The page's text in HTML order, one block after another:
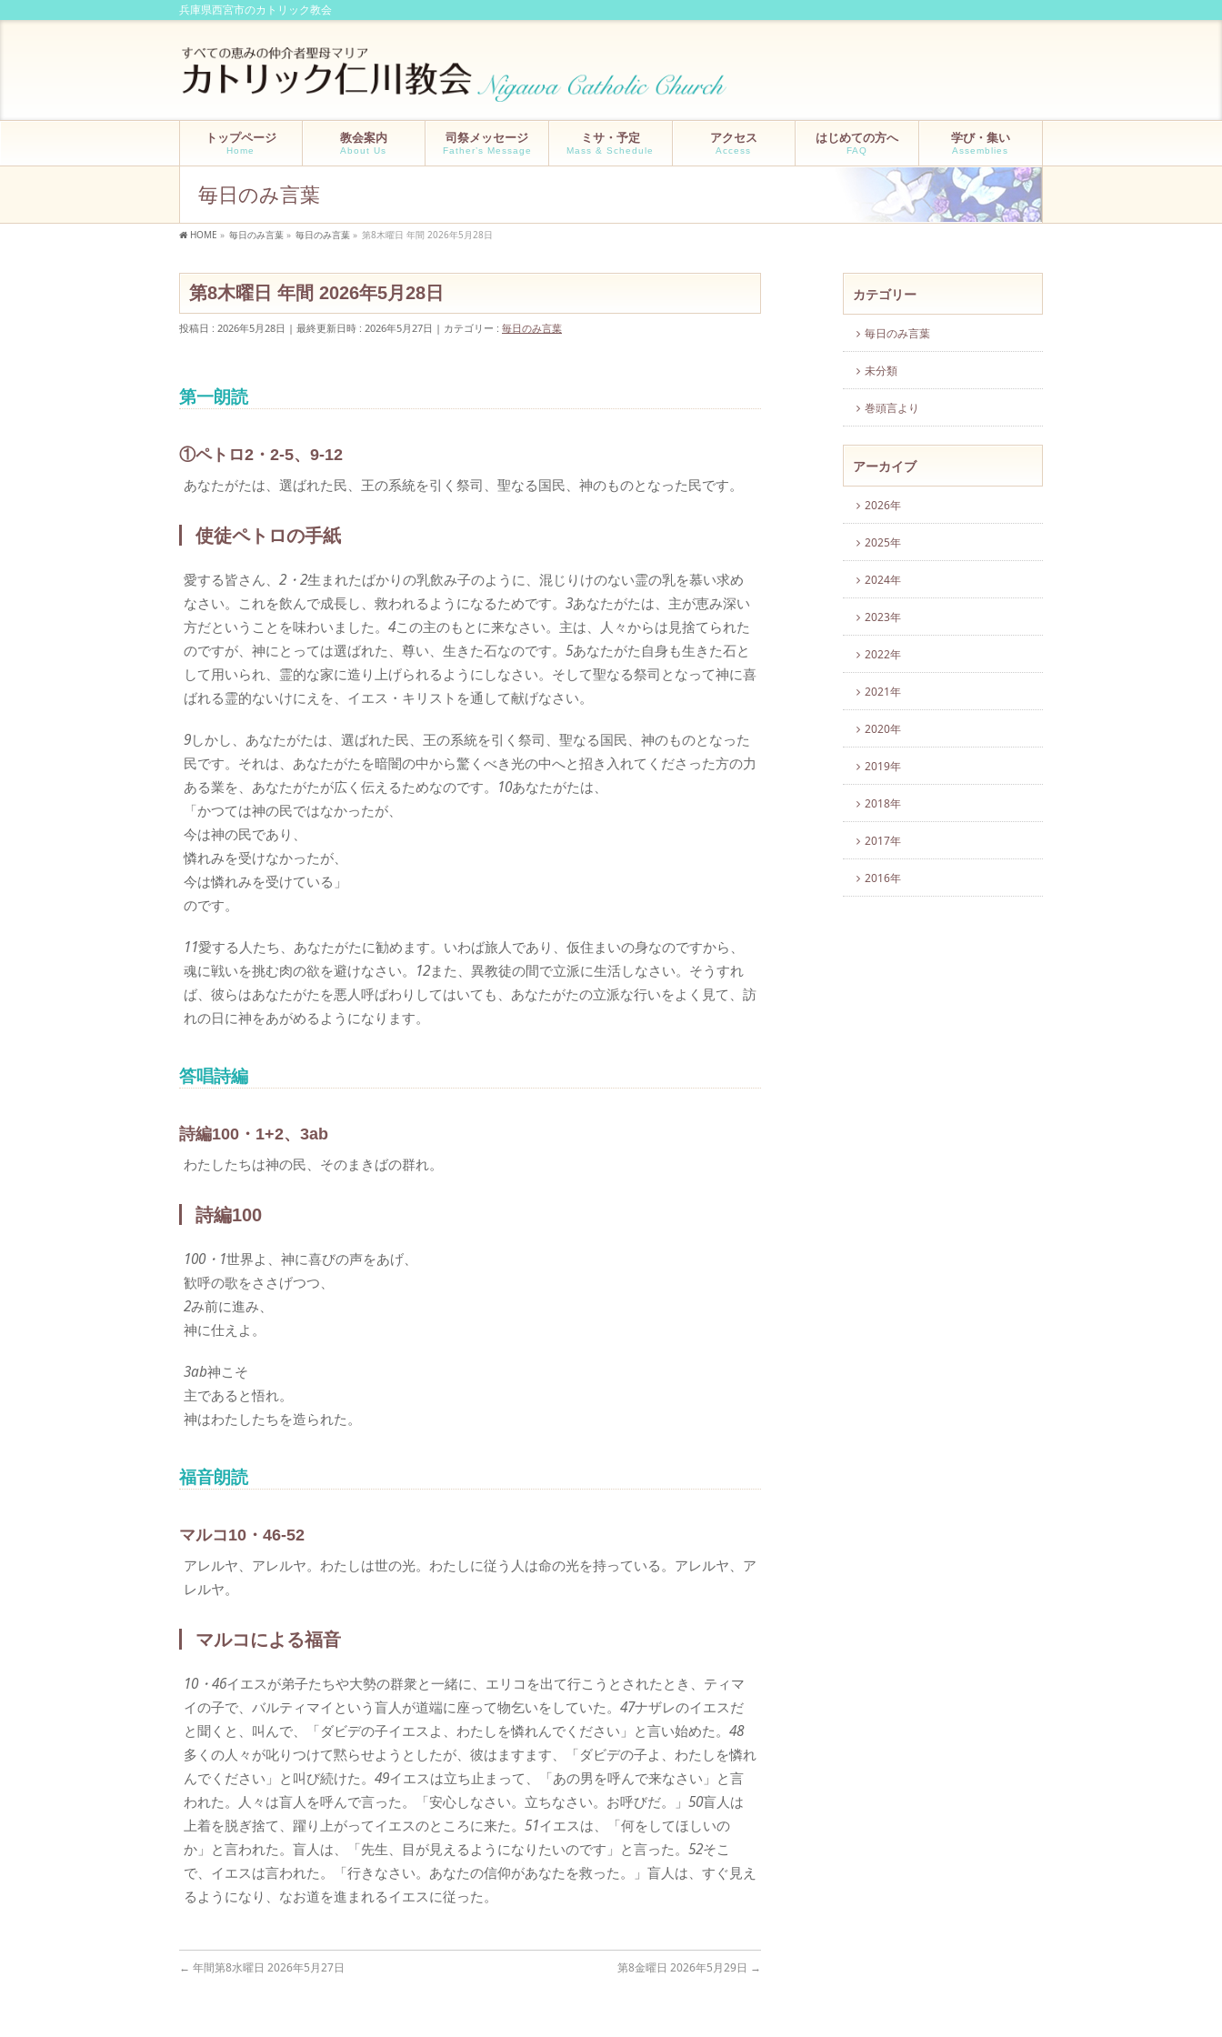
兵庫県西宮市のカトリック教会
トップページ
Home
教会案内
About Us
司祭メッセージ
Father’s Message
ミサ・予定
Mass & Schedule
アクセス
Access
はじめての方へ
FAQ
学び・集い
Assemblies
毎日のみ言葉
HOME » 毎日のみ言葉 » 毎日のみ言葉 » 第8木曜日 年間 2026年5月28日
第8木曜日 年間 2026年5月28日
投稿日 : 2026年5月28日 最終更新日時 : 2026年5月27日 カテゴリー : 毎日のみ言葉
第一朗読
①ペトロ2・2-5、9-12
あなたがたは、選ばれた民、王の系統を引く祭司、聖なる国民、神のものとなった民です。
使徒ペトロの手紙
愛する皆さん、 2・2生まれたばかりの乳飲み子のように、混じりけのない霊の乳を慕い求め
なさい。これを飲んで成長し、救われるようになるためです。 3あなたがたは、主が恵み深い
方だということを味わいました。 4この主のもとに来なさい。主は、人々からは見捨てられた
のですが、神にとっては選ばれた、尊い、生きた石なのです。 5あなたがた自身も生きた石と
して用いられ、霊的な家に造り上げられるようにしなさい。そして聖なる祭司となって神に喜
ばれる霊的ないけにえを、イエス・キリストを通して献げなさい。
9しかし、あなたがたは、選ばれた民、王の系統を引く祭司、聖なる国民、神のものとなった
民です。それは、あなたがたを暗闇の中から驚くべき光の中へと招き入れてくださった方の力
ある業を、あなたがたが広く伝えるためなのです。 10あなたがたは、
「かつては神の民ではなかったが、
今は神の民であり、
憐れみを受けなかったが、
今は憐れみを受けている」
のです。
11愛する人たち、あなたがたに勧めます。いわば旅人であり、仮住まいの身なのですから、
魂に戦いを挑む肉の欲を避けなさい。 12また、異教徒の間で立派に生活しなさい。そうすれ
ば、彼らはあなたがたを悪人呼ばわりしてはいても、あなたがたの立派な行いをよく見て、訪
れの日に神をあがめるようになります。
答唱詩編
詩編100・1+2、3ab
わたしたちは神の民、そのまきばの群れ。
詩編100
100・1世界よ、神に喜びの声をあげ、
歓呼の歌をささげつつ、
2み前に進み、
神に仕えよ。
3ab神こそ
主であると悟れ。
神はわたしたちを造られた。
福音朗読
マルコ10・46-52
アレルヤ、アレルヤ。わたしは世の光。わたしに従う人は命の光を持っている。アレルヤ、ア
レルヤ。
マルコによる福音
10・46イエスが弟子たちや大勢の群衆と一緒に、エリコを出て行こうとされたとき、ティマ
イの子で、バルティマイという盲人が道端に座って物乞いをしていた。 47ナザレのイエスだ
と聞くと、叫んで、「ダビデの子イエスよ、わたしを憐れんでください」と言い始めた。 48
多くの人々が叱りつけて黙らせようとしたが、彼はますます、「ダビデの子よ、わたしを憐れ
んでください」と叫び続けた。 49イエスは立ち止まって、「あの男を呼んで来なさい」と言
われた。人々は盲人を呼んで言った。「安心しなさい。立ちなさい。お呼びだ。」 50盲人は
上着を脱ぎ捨て、躍り上がってイエスのところに来た。 51イエスは、「何をしてほしいの
か」と言われた。盲人は、「先生、目が見えるようになりたいのです」と言った。 52そこ
で、イエスは言われた。「行きなさい。あなたの信仰があなたを救った。」盲人は、すぐ見え
るようになり、なお道を進まれるイエスに従った。
← 年間第8水曜日 2026年5月27日 第8金曜日 2026年5月29日 →
カテゴリー
毎日のみ言葉
未分類
巻頭言より
アーカイブ
2026年
2025年
2024年
2023年
2022年
2021年
2020年
2019年
2018年
2017年
2016年